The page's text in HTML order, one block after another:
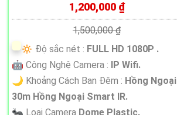
1,200,000 ₫
1,500,000 ₫
🔅 Độ sắc nét : FULL HD 1080P .
🤖️ Công Nghệ Camera :
IP Wifi.
🌙 Khoảng Cách Ban Đêm : Hồng Ngoại
30m Hồng Ngoại Smart IR.
🐜 Loại Camera Dome Plastic.